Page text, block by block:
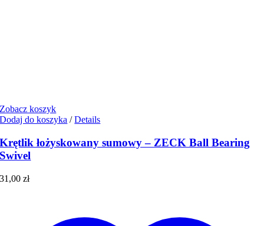
Zobacz koszyk
Dodaj do koszyka / Details
Krętlik łożyskowany sumowy – ZECK Ball Bearing
Swivel
31,00zł